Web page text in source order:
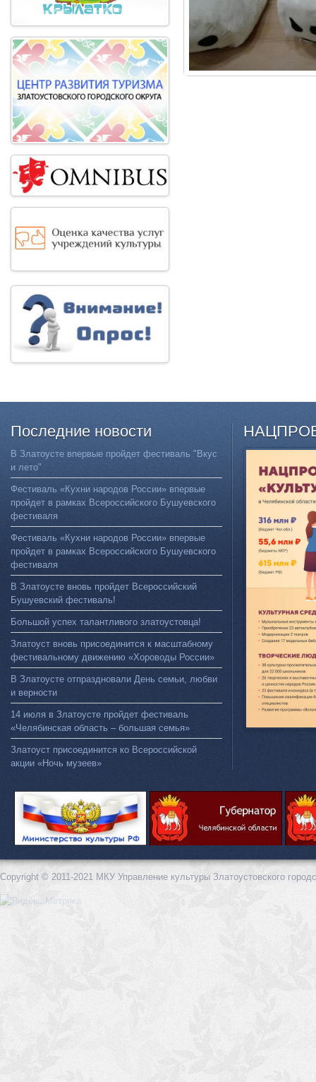
Последние новости
В Златоусте впервые пройдет фестиваль "Вкус
и лето"
Фестиваль «Кухни народов России» впервые
пройдет в рамках Всероссийского Бушуевского
фестиваля
Фестиваль «Кухни народов России» впервые
пройдет в рамках Всероссийского Бушуевского
фестиваля
В Златоусте вновь пройдет Всероссийский
Бушуевский фестиваль!
Большой успех талантливого златоустовца!
Златоуст вновь присоединится к масштабному
фестивальному движению «Хороводы России»
В Златоусте отпраздновали День семьи, любви
и верности
14 июля в Златоусте пройдет фестиваль
«Челябинская область – большая семья»
Златоуст присоединится ко Всероссийской
акции «Ночь музеев»
Copyright © 2011-2021 МКУ Управление культуры Златоустовского